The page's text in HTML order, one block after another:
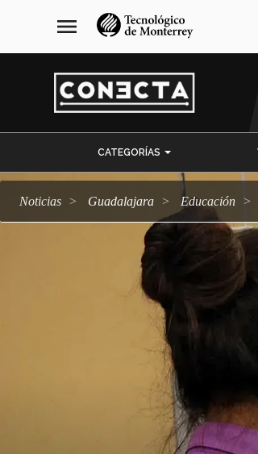
navegación
principal
menu
CATEGORÍAS
Noticias Guadalajara Educación